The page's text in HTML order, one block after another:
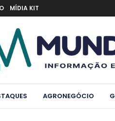
MÍDIA KIT
AGRONEGÓCIO